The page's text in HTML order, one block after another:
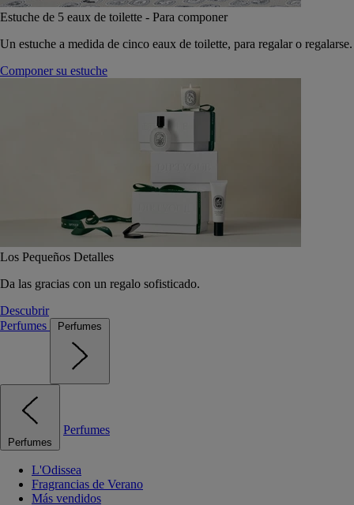
Estuche de 5 eaux de toilette - Para componer
Un estuche a medida de cinco eaux de toilette, para regalar o regalarse.
Componer su estuche
Los Pequeños Detalles
Da las gracias con un regalo sofisticado.
Descubrir
Perfumes
Perfumes
Perfumes
Perfumes
L'Odissea
Fragrancias de Verano
Más vendidos